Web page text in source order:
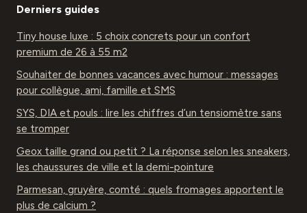
Derniers guides
Tiny house luxe : 5 choix concrets pour un confort
premium de 26 à 55 m2
Souhaiter de bonnes vacances avec humour : messages
pour collègue, ami, famille et SMS
SYS, DIA et pouls : lire les chiffres d’un tensiomètre sans
se tromper
Geox taille grand ou petit ? La réponse selon les sneakers,
les chaussures de ville et la demi-pointure
Parmesan, gruyère, comté : quels fromages apportent le
plus de calcium ?